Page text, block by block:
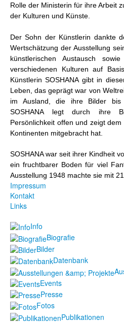
Rolle der Ministerin für ihre Arbeit
der Kulturen und Künste.
Der Sohn der Künstlerin dankte
Wertschätzung der Ausstellung
künstlerischen Austausch
verschiedenen Kulturen auf
Künstlerin SOSHANA gibt in
Leben, das geprägt war von
im Ausland, die ihre Bilder bis
SOSHANA legt durch ihre
Persönlichkeit offen und zeigt
Kontinenten mitgebracht hat.
SOSHANA war seit ihrer Kindheit
ein fruchtbarer Boden für viel
Ausstellung 1948 machte sie mit
Impressum
Kontakt
Links
Info
Biografie
Bilder
Datenbank
Events
Presse
Fotos
Publikationen